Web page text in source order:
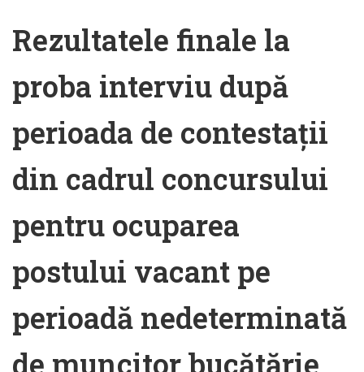
Rezultatele finale la
proba interviu după
perioada de contestații
din cadrul concursului
pentru ocuparea
postului vacant pe
perioadă nedeterminată
de muncitor bucătărie